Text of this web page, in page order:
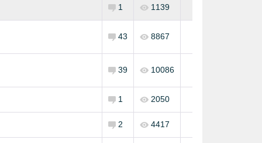
1 1139
43 8867
39 10086
1 2050
2 4417